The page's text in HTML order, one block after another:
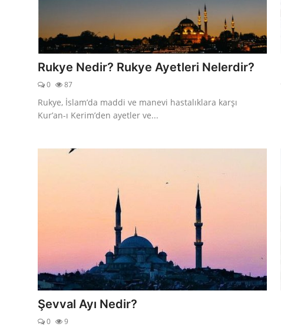
Rukye Nedir? Rukye Ayetleri Nelerdir?
0 87
Rukye, İslam’da maddi ve manevi hastalıklara karşı
Kur’an-ı Kerim’den ayetler ve...
Şevval Ayı Nedir?
0 9